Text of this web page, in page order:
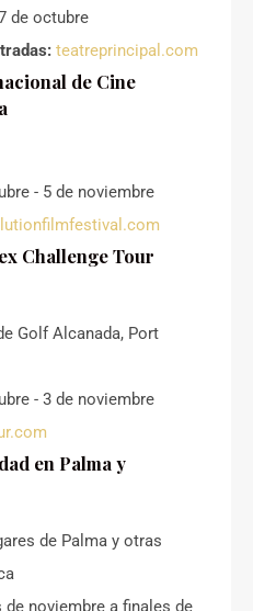
de octubre
teatreprincipal.com
de Cine
- 5 de noviembre
Challenge Tour
Golf Alcanada, Port
- 3 de noviembre
en Palma y
de Palma y otras
de noviembre a finales de